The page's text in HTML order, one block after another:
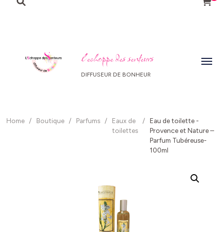
l echoppe des senteurs
DIFFUSEUR DE BONHEUR
Home / Boutique / Parfums /
Eaux de
toilettes
/
Eau de toilette -
Provence et Nature –
Parfum Tubéreuse-
100ml